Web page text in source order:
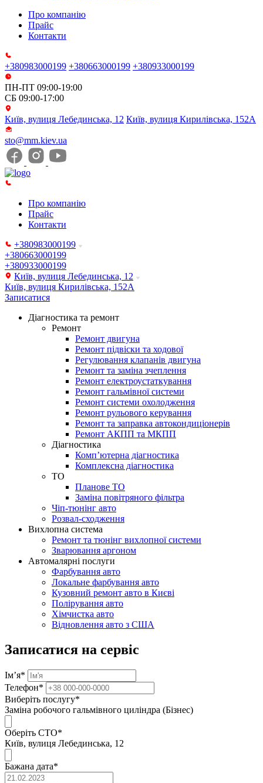
Про компанію
Прайс
Контакти
+380983000199 +380663000199 +380933000199
ПН-ПТ 09:00-19:00
СБ 09:00-17:00
Київ, вулиця Лебединська, 12 Київ, вулиця Кирилівська, 152А
sto@mm.kiev.ua
Про компанію
Прайс
Контакти
+380983000199
+380663000199
+380933000199
Київ, вулиця Лебединська, 12
Київ, вулиця Кирилівська, 152А
Записатися
Діагностика та ремонт
Ремонт
Ремонт двигуна
Ремонт підвіски та ходової
Регулювання клапанів двигуна
Ремонт та заміна зчеплення
Ремонт електроустаткування
Ремонт гальмівної системи
Ремонт системи охолодження
Ремонт рульового керування
Ремонт та заправка автокондиціонерів
Ремонт АКПП та МКПП
Діагностика
Комп’ютерна діагностика
Комплексна діагностика
ТО
Планове ТО
Заміна повітряного фільтра
Чіп-тюнінг авто
Розвал-сходження
Вихлопна система
Ремонт та тюнінг вихлопної системи
Зварювання аргоном
Автомалярні послуги
Фарбування авто
Локальне фарбування авто
Кузовний ремонт авто в Києві
Полірування авто
Хімчистка авто
Відновлення авто з США
Записатися на сервіс
Ім’я*
Телефон*
Виберіть послугу*
Заміна робочого гальмівного циліндра (Бізнес)
Оберіть СТО*
Київ, вулиця Лебединська, 12
Бажана дата*